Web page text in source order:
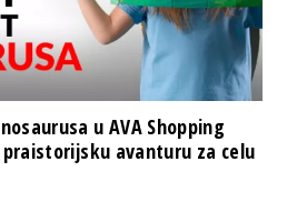
u AVA Shopping
avanturu za celu